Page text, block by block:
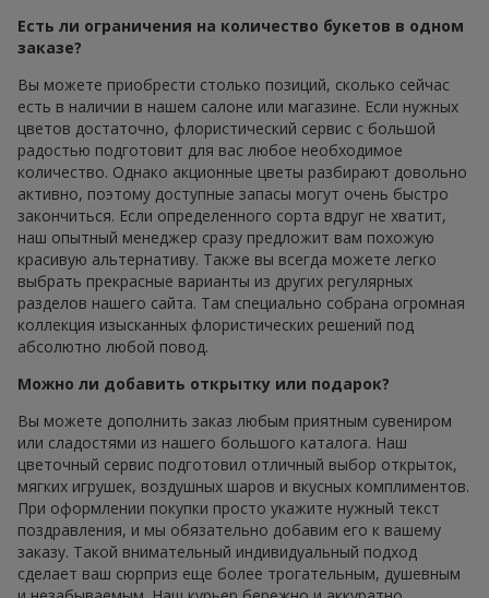
Есть ли ограничения на количество букетов в одном
заказе?
Вы можете приобрести столько позиций, сколько сейчас
есть в наличии в нашем салоне или магазине. Если нужных
цветов достаточно, флористический сервис с большой
радостью подготовит для вас любое необходимое
количество. Однако акционные цветы разбирают довольно
активно, поэтому доступные запасы могут очень быстро
закончиться. Если определенного сорта вдруг не хватит,
наш опытный менеджер сразу предложит вам похожую
красивую альтернативу. Также вы всегда можете легко
выбрать прекрасные варианты из других регулярных
разделов нашего сайта. Там специально собрана огромная
коллекция изысканных флористических решений под
абсолютно любой повод.
Можно ли добавить открытку или подарок?
Вы можете дополнить заказ любым приятным сувениром
или сладостями из нашего большого каталога. Наш
цветочный сервис подготовил отличный выбор открыток,
мягких игрушек, воздушных шаров и вкусных комплиментов.
При оформлении покупки просто укажите нужный текст
поздравления, и мы обязательно добавим его к вашему
заказу. Такой внимательный индивидуальный подход
сделает ваш сюрприз еще более трогательным, душевным